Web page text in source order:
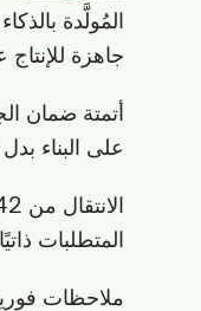
المُولَّدة
جاهزة للإنتاج
أتمتة ضمان
على البناء
المتطلبات
ملاحظات